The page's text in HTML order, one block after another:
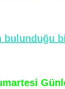
bulunduğu